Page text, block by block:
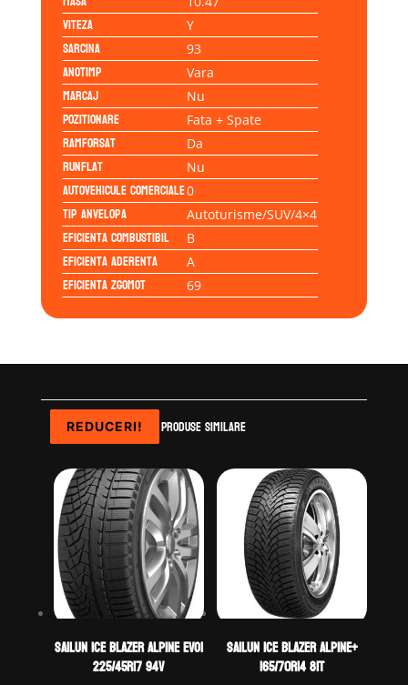
Viteza Y
Sarcina 93
Anotimp Vara
Marcaj Nu
Pozitionare Fata + Spate
Ramforsat Da
Runflat Nu
Autovehicule comerciale0
Tip anvelopa Autoturisme/SUV/4×4
Eficienta Combustibil B
Eficienta Aderenta A
Eficienta Zgomot 69
Produse similare
REDUCERI!
Sailun ICE BLAZER ALPINE EVO1
225/45R17 94V
REDUCERI!
Sailun ICE BLAZER ALPINE+
165/70R14 81T
REDUCERI!
REDUCERI!